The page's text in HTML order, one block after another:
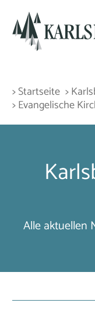
> Startseite >
> Evangelische
Alle aktuellen